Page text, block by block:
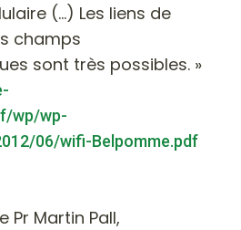
(...) Les liens de
champs
sont très possibles. »
wp/wp-
06/wifi-Belpomme.pdf
Pr Martin Pall,